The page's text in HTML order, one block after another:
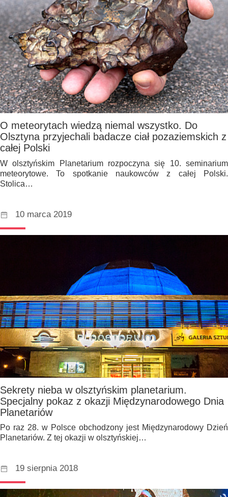
O meteorytach wiedzą niemal wszystko. Do
Olsztyna przyjechali badacze ciał pozaziemskich z
całej Polski
W olsztyńskim Planetarium rozpoczyna się 10. seminarium
meteorytowe. To spotkanie naukowców z całej Polski.
Stolica…
10 marca 2019
Sekrety nieba w olsztyńskim planetarium.
Specjalny pokaz z okazji Międzynarodowego Dnia
Planetariów
Po raz 28. w Polsce obchodzony jest Międzynarodowy Dzień
Planetariów. Z tej okazji w olsztyńskiej…
19 sierpnia 2018